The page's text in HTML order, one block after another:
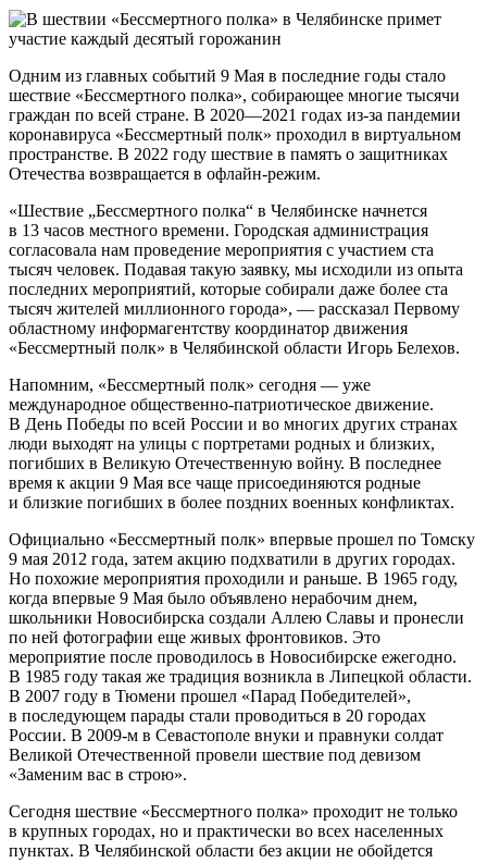
Одним из главных событий 9 Мая в последние годы стало
шествие «Бессмертного полка», собирающее многие тысячи
граждан по всей стране. В 2020—2021 годах из-за пандемии
коронавируса «Бессмертный полк» проходил в виртуальном
пространстве. В 2022 году шествие в память о защитниках
Отечества возвращается в офлайн-режим.
«Шествие „Бессмертного полка“ в Челябинске начнется
в 13 часов местного времени. Городская администрация
согласовала нам проведение мероприятия с участием ста
тысяч человек. Подавая такую заявку, мы исходили из опыта
последних мероприятий, которые собирали даже более ста
тысяч жителей миллионного города», — рассказал Первому
областному информагентству координатор движения
«Бессмертный полк» в Челябинской области Игорь Белехов.
Напомним, «Бессмертный полк» сегодня — уже
международное общественно-патриотическое движение.
В День Победы по всей России и во многих других странах
люди выходят на улицы с портретами родных и близких,
погибших в Великую Отечественную войну. В последнее
время к акции 9 Мая все чаще присоединяются родные
и близкие погибших в более поздних военных конфликтах.
Официально «Бессмертный полк» впервые прошел по Томску
9 мая 2012 года, затем акцию подхватили в других городах.
Но похожие мероприятия проходили и раньше. В 1965 году,
когда впервые 9 Мая было объявлено нерабочим днем,
школьники Новосибирска создали Аллею Славы и пронесли
по ней фотографии еще живых фронтовиков. Это
мероприятие после проводилось в Новосибирске ежегодно.
В 1985 году такая же традиция возникла в Липецкой области.
В 2007 году в Тюмени прошел «Парад Победителей»,
в последующем парады стали проводиться в 20 городах
России. В 2009-м в Севастополе внуки и правнуки солдат
Великой Отечественной провели шествие под девизом
«Заменим вас в строю».
Сегодня шествие «Бессмертного полка» проходит не только
в крупных городах, но и практически во всех населенных
пунктах. В Челябинской области без акции не обойдется